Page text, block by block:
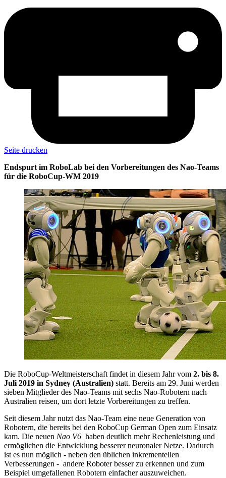
Seite drucken
Endspurt im RoboLab bei den Vorbereitungen des Nao-Teams
für die RoboCup-WM 2019
Die RoboCup-Weltmeisterschaft findet in diesem Jahr vom 2. bis 8.
Juli 2019 in Sydney (Australien) statt. Bereits am 29. Juni werden
sieben Mitglieder des Nao-Teams mit sechs Nao-Robotern nach
Australien reisen, um dort letzte Vorbereitungen zu treffen.
Seit diesem Jahr nutzt das Nao-Team eine neue Generation von
Robotern, die bereits bei den RoboCup German Open zum Einsatz
kam. Die neuen Nao V6 haben deutlich mehr Rechenleistung und
ermöglichen die Entwicklung besserer neuronaler Netze. Dadurch
ist es nun möglich - neben den üblichen inkrementellen
Verbesserungen - andere Roboter besser zu erkennen und zum
Beispiel umgefallenen Robotern einfacher auszuweichen.